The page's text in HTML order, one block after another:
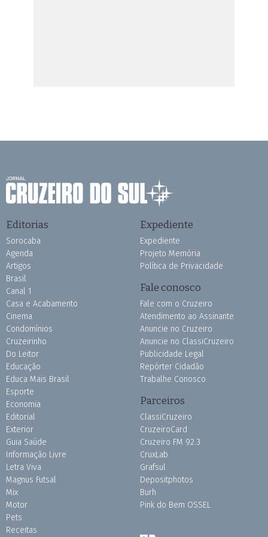
Editorias
Sorocaba
Agenda
Artigos
Brasil
Canal 1
Casa e Acabamento
Cinema
Condomínios
Cruzeirinho
Do Leitor
Educação
Educa Mais Brasil
Esporte
Economia
Editorial
Exterior
Guia Saúde
Informação Livre
Letra Viva
Magnus Futsal
Mix
Motor
Pets
Receitas
Expediente
Expediente
Projeto Memória
Política de Privacidade
Fale conosco
Fale com o Cruzeiro
Atendimento ao Assinante
Anuncie no Cruzeiro
Anuncie no ClassiCruzeiro
Publicidade Legal
Repórter Cidadão
Trabalhe Conosco
Parceiros
ClassiCruzeiro
CruzeiroCard
Cruzeiro FM 92.3
CruxLab
Grafsul
Depositphotos
Burh
Pink do Bem OSSEL